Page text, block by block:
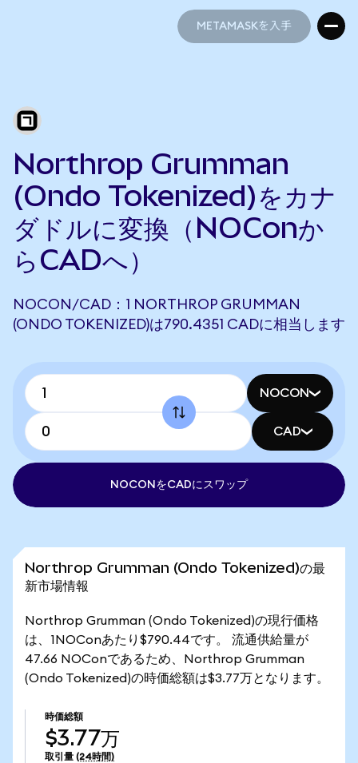
METAMASKを入手
Northrop Grumman
(Ondo Tokenized)をカナ
ダドルに変換（NOConか
らCADへ）
NOCON/CAD：1 NORTHROP GRUMMAN
(ONDO TOKENIZED)は790.4351 CADに相当します
NOCON
CAD
NOCONをCADにスワップ
Northrop Grumman (Ondo Tokenized)の最
新市場情報
Northrop Grumman (Ondo Tokenized)の現行価格
は、1NOConあたり$790.44です。 流通供給量が
47.66 NOConであるため、Northrop Grumman
(Ondo Tokenized)の時価総額は$3.77万となります。
時価総額
$3.77万
取引量 (24時間)